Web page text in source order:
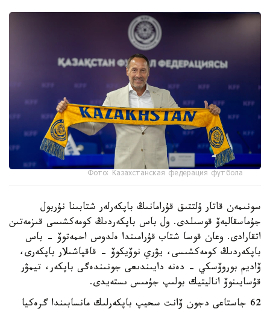
Фото: Казахстанская федерация футбола
سونىمەن قاتار ۇلتتىق قۇرامانىڭ باپكەرلەر شتابىنا نۇربول
جۇماسقاليەۆ قوسىلدى. ول باس باپكەردىڭ كومەكشىسى قىزمەتىن
اتقارادى. وعان قوسا شتاب قۇرامىندا ەلدوس احمەتوۆ - باس
باپكەردىڭ كومەكشىسى، يۋري نوۆيكوۆ - قاقپاشىلار باپكەرى،
ۆاديم بوروۆسكي - دەنە دايىندىعى جونىندەگى باپكەر، تيمۋر
قۇسايىنوۆ اناليتيك بولىپ جۇمىس ىستەيدى.
62 جاستاعى دجون ۆانت سحيپ باپكەرلىك مانسابىندا گرەكيا